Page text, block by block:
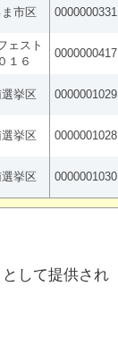
ま市区 0000000331
ェスト
１６
0000000417
挙区 0000001029
挙区 0000001028
挙区 0000001030
して提供され